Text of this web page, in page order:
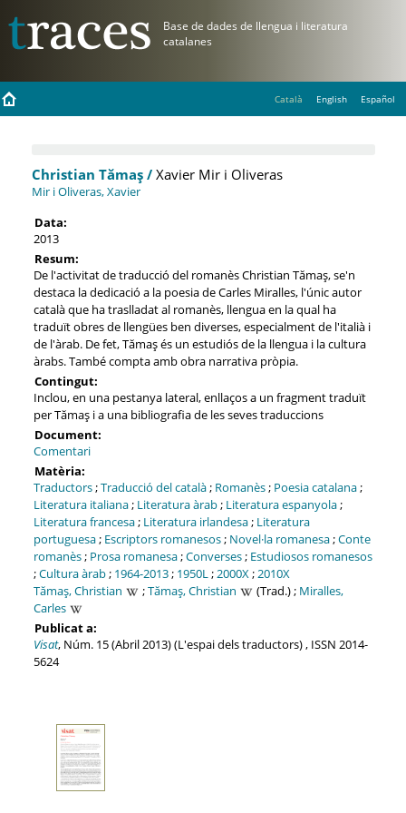
Català English Español
Christian Tămaş /Xavier Mir i Oliveras
Mir i Oliveras, Xavier
Data:
2013
Resum:
De l'activitat de traducció del romanès Christian Tămaş, se'n
destaca la dedicació a la poesia de Carles Miralles, l'únic autor
català que ha traslladat al romanès, llengua en la qual ha
traduït obres de llengües ben diverses, especialment de l'italià i
de l'àrab. De fet, Tămaş és un estudiós de la llengua i la cultura
àrabs. També compta amb obra narrativa pròpia.
Contingut:
Inclou, en una pestanya lateral, enllaços a un fragment traduït
per Tămaş i a una bibliografia de les seves traduccions
Document:
Comentari
Matèria:
Traductors;Traducció del català; Romanès; Poesia catalana;
Literatura italiana; Literatura àrab; Literatura espanyola;
Literatura francesa; Literatura irlandesa; Literatura
portuguesa; Escriptors romanesos; Novel·la romanesa;Conte
romanès; Prosa romanesa;Converses; Estudiosos romanesos
;Cultura àrab; 1964-2013; 1950L;2000X;2010X
Tămaş, Christian
;Tămaş, Christian (Trad.) ; Miralles,
Carles
Publicat a:
Visat, Núm. 15 (Abril 2013) (L'espai dels traductors) , ISSN 2014-
5624